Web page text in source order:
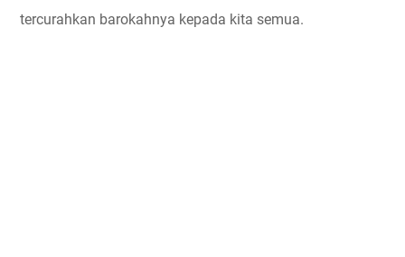
tercurahkan barokahnya kepada kita semua.